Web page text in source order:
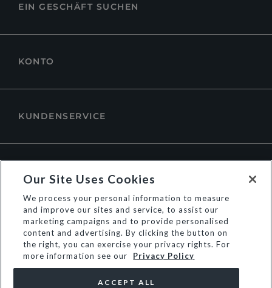
EIN GESCHÄFT SUCHEN
KONTO
KUNDENSERVICE
Our Site Uses Cookies
We process your personal information to measure
and improve our sites and service, to assist our
marketing campaigns and to provide personalised
content and advertising. By clicking the button on
the right, you can exercise your privacy rights. For
more information see our
Privacy Policy
ACCEPT ALL